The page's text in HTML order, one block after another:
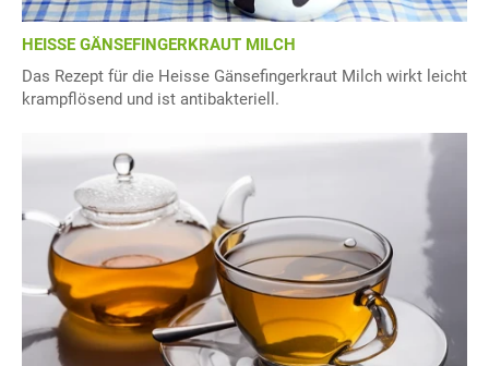
HEISSE GÄNSEFINGERKRAUT MILCH
Das Rezept für die Heisse Gänsefingerkraut Milch wirkt leicht
krampflösend und ist antibakteriell.